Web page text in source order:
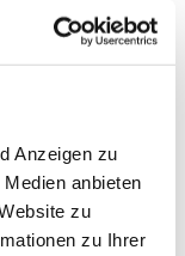
Anzeigen zu
anbieten
zu
zu Ihrer